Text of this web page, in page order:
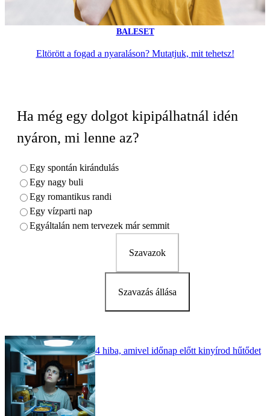
BALESET
Eltörött a fogad a nyaraláson? Mutatjuk, mit tehetsz!
Ha még egy dolgot kipipálhatnál idén
nyáron, mi lenne az?
Egy spontán kirándulás
Egy nagy buli
Egy romantikus randi
Egy vízparti nap
Egyáltalán nem tervezek már semmit
Szavazok
Szavazás állása
4 hiba, amivel időnap előtt kinyírod hűtődet